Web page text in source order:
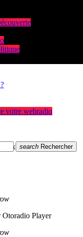
skip_next
Otoradio Player
votre webradio
search Rechercher